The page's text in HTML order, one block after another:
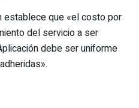
establece que «el costo por
del servicio a ser
debe ser uniforme